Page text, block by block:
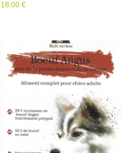
18.00€